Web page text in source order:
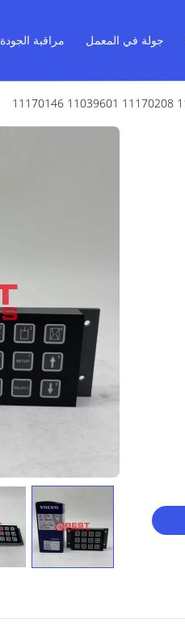
جولة في المعمل مراقبة الجودة